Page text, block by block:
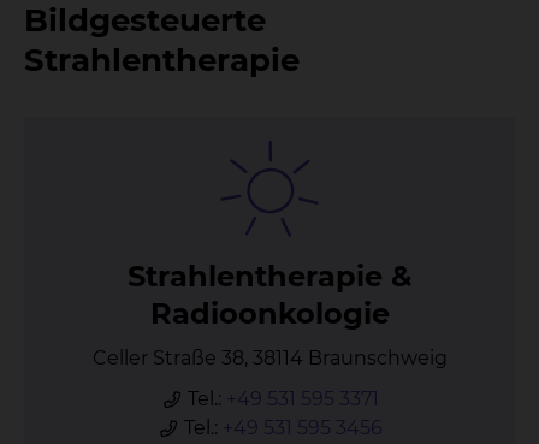
Bildgesteuerte
Strahlentherapie
Strah­len­the­ra­pie &
Ra­di­oon­ko­lo­gie
Celler Straße 38, 38114 Braunschweig
Tel.: +49 531 595 3371
Tel.: +49 531 595 3456